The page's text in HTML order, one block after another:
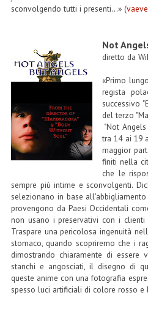
sconvolgendo tutti i presenti...» (
Not
diretto da
«Primo
regista
successivo
del terzo
"Not
tra 14 ai 19
maggior
finiti nella
che le
sempre più intime e sconvolgenti.
selezionano in base
provengono da Paesi Occidentali
non usano i preservativi con i
Traspare una pericolosa ingenuità
stomaco, quando scopriremo che i
dimostrando chiaramente di
stanchi e angosciati, il disegno di
queste anime con una fotografia
spesso luci artificiali di colore rosso e